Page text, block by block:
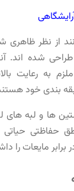
از نظر ظاهری
شده اند.
به رعایت
بندی خود
ها و لبه
حفاظتی حیاتی
مایعات را